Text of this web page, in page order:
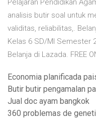
Pelajaran Pendidikan
analisis butir soal untuk
validitas, reliabilitas,.
Kelas 6 SD/MI Semester
Belanja di Lazada. FREE
Economia planificada
Butir butir pengamalan
Jual doc ayam bangkok
360 problemas de